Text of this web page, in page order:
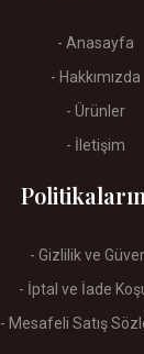
- Anasayfa
- Hakkımızda
- Ürünler
- İletişim
- Gizlilik ve
- İptal ve İade
- Mesafeli Satış